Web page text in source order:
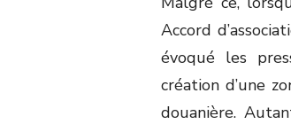
Accord
évoqué les
création d’une
douanière.